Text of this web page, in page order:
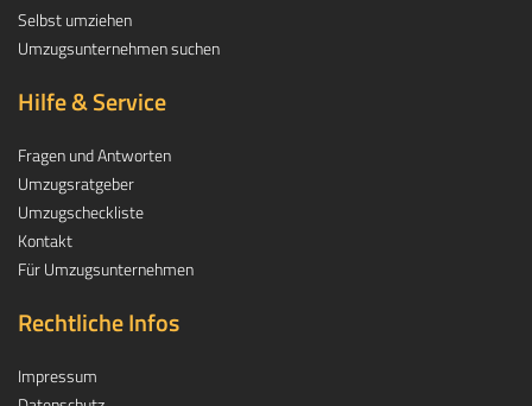
Selbst umziehen
Umzugsunternehmen suchen
Hilfe & Service
Fragen und Antworten
Umzugsratgeber
Umzugscheckliste
Kontakt
Für Umzugsunternehmen
Rechtliche Infos
Impressum